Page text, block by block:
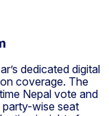
dedicated digital
coverage. The
Nepal vote and
wise seat